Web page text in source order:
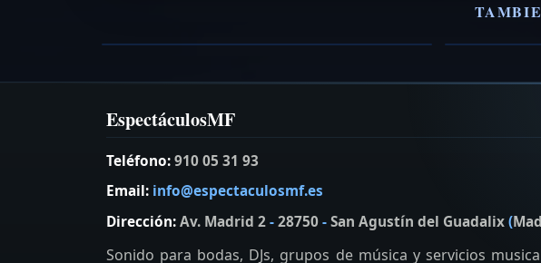
EspectáculosMF
Teléfono:910 05 31 93
Email: info@espectaculosmf.es
Dirección:Av. Madrid 2-28750-San Agustín del Guadalix(
Sonido para bodas, DJs, grupos de música y servicios